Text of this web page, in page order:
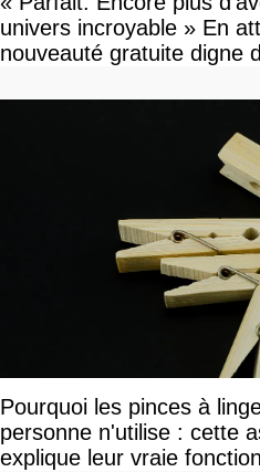
univers incroyable » En
nouveauté gratuite digne
Pourquoi les pinces à
personne n'utilise : cette
explique leur vraie